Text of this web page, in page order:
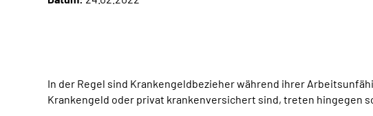
In der Regel sind Krankengeldbezieher während ihrer
Krankengeld oder privat krankenversichert sind, treten hingegen